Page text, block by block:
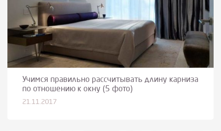
Учимся правильно рассчитывать длину карниза
по отношению к окну (5 фото)
21.11.2017